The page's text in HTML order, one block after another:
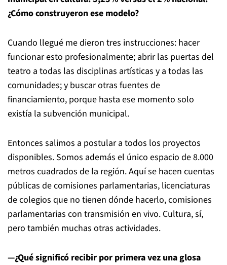
¿Cómo construyeron ese modelo?
Cuando llegué me dieron tres instrucciones: hacer
funcionar esto profesionalmente; abrir las puertas del
teatro a todas las disciplinas artísticas y a todas las
comunidades; y buscar otras fuentes de
financiamiento, porque hasta ese momento solo
existía la subvención municipal.
Entonces salimos a postular a todos los proyectos
disponibles. Somos además el único espacio de 8.000
metros cuadrados de la región. Aquí se hacen cuentas
públicas de comisiones parlamentarias, licenciaturas
de colegios que no tienen dónde hacerlo, comisiones
parlamentarias con transmisión en vivo. Cultura, sí,
pero también muchas otras actividades.
—¿Qué significó recibir por primera vez una glosa